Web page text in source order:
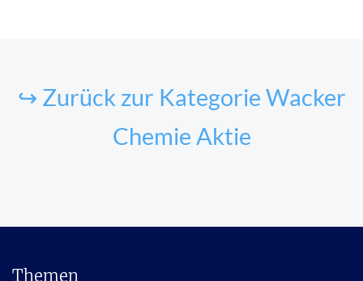
↪ Zurück zur Kategorie Wacker
Chemie Aktie
Themen